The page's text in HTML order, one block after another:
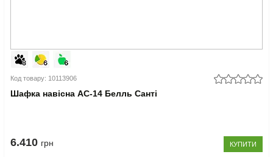
Код товару: 10113906
Шафка навісна АС-14 Белль Санті
6.410 грн КУПИТИ